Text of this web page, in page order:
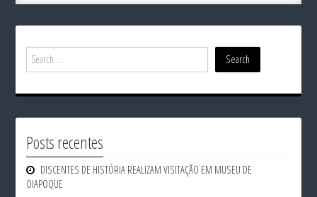
Posts recentes
DISCENTES DE HISTÓRIA REALIZAM VISITAÇÃO EM MUSEU DE
OIAPOQUE